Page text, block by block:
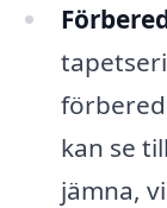
kan se
jämna,